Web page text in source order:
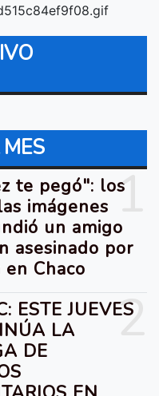
1
te pegó": los
imágenes
un amigo
asesinado por
Chaco
2
ESTE JUEVES
LA
DE